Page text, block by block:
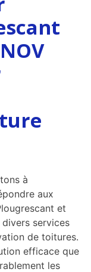
à
aux
et
divers services
de toitures.
efficace que
les